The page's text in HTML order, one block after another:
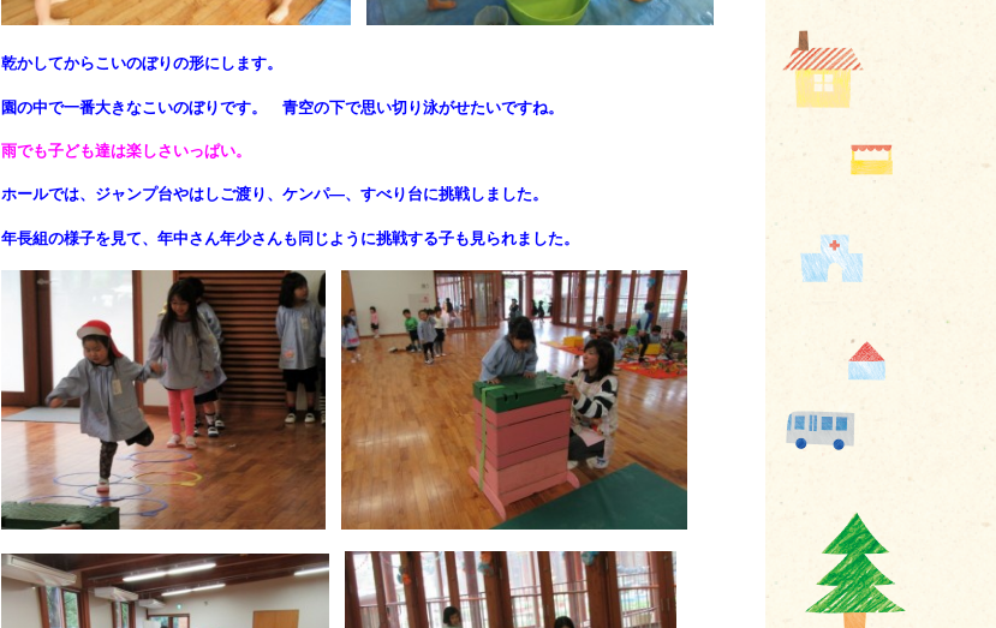
乾かしてからこいのぼりの形にします。
園の中で一番大きなこいのぼりです。 青空の下で思い切り泳がせたいですね。
雨でも子ども達は楽しさいっぱい。
ホールでは、ジャンプ台やはしご渡り、ケンパ―、すべり台に挑戦しました。
年長組の様子を見て、年中さん年少さんも同じように挑戦する子も見られました。